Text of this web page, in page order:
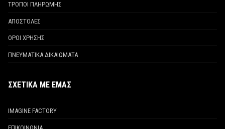
ΤΡΟΠΟΙ ΠΛΗΡΩΜΗΣ
ΑΠΟΣΤΟΛΕΣ
ΟΡΟΙ ΧΡΗΣΗΣ
ΠΝΕΥΜΑΤΙΚΑ ΔΙΚΑΙΩΜΑΤΑ
ΣΧΕΤΙΚΑ ΜΕ ΕΜΑΣ
IMAGINE FACTORY